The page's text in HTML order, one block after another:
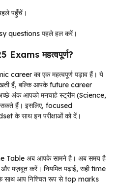
पहुँचें।
questions पहले हल करें।
Exams महत्वपूर्ण?
career का एक महत्वपूर्ण पड़ाव हैं। ये
हैं, बल्कि आपके future career
अंक आपको मनचाहे स्ट्रीम (Science,
हैं। इसलिए, focused
के साथ इन परीक्षाओं को दें।
Table अब आपके सामने है। अब समय है
मज़बूत करें। नियमित पढ़ाई, सही time
साथ आप निश्चित रूप से top marks